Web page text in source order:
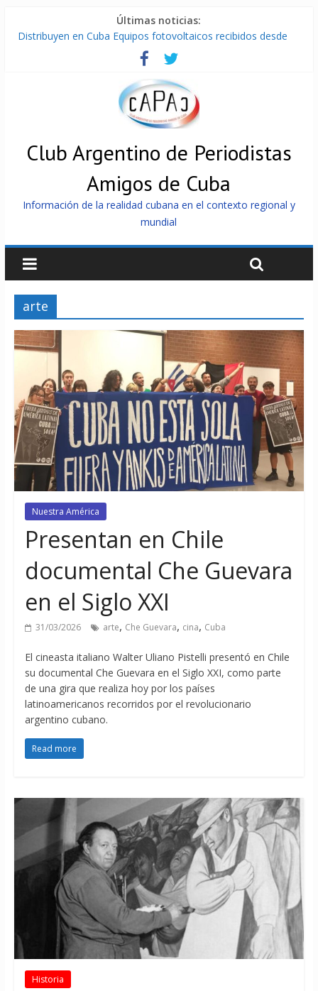
Últimas noticias:
Distribuyen en Cuba Equipos fotovoltaicos recibidos desde
La ONU condena medidas de EE.UU contra Cuba
Cuba alerta sobre doctrina militar de dominación de EEUU
Nuevas sanciones de EEUU contra Cuba apuntan a la
cooperación militar con Rusia y China
Brutal represión contra los que marchan para que no se
venda la patria
Club Argentino de Periodistas
Amigos de Cuba
Información de la realidad cubana en el contexto regional y
mundial
arte
Nuestra América
Presentan en Chile
documental Che Guevara
en el Siglo XXI
31/03/2026 arte, Che Guevara, cina, Cuba
El cineasta italiano Walter Uliano Pistelli presentó en Chile
su documental Che Guevara en el Siglo XXI, como parte
de una gira que realiza hoy por los países
latinoamericanos recorridos por el revolucionario
argentino cubano.
Read more
Historia